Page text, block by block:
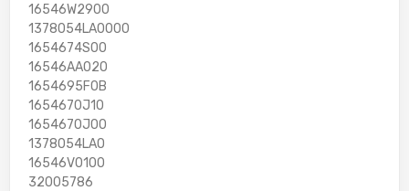
16546W2900
1378054LA0000
1654674S00
16546AA020
1654695F0B
1654670J10
1654670J00
1378054LAO
16546V0100
32005786